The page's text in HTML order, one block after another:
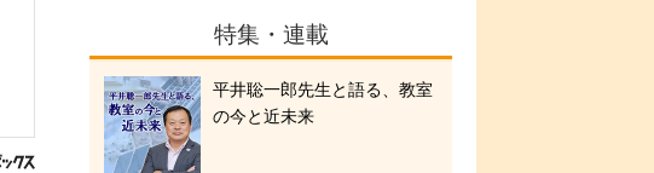
特集・連載
平井聡一郎先生と語る、教室
の今と近未来